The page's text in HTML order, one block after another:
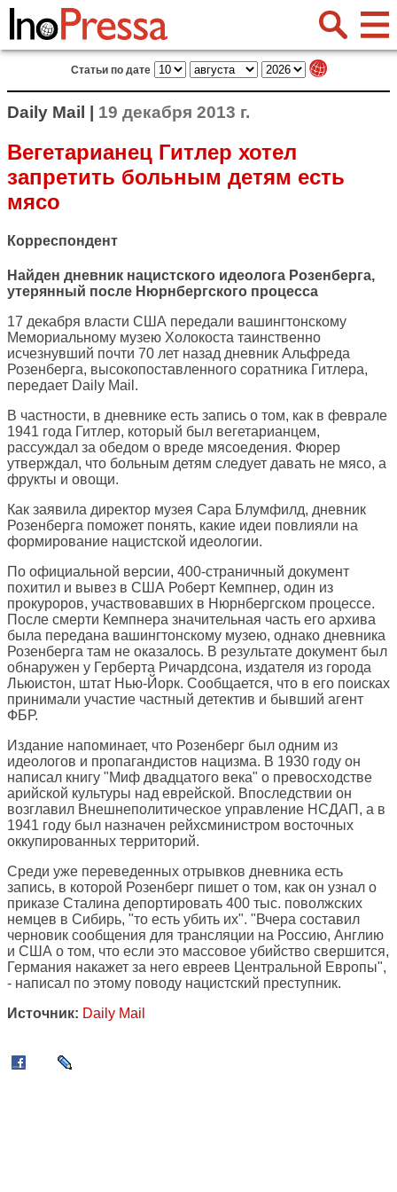
Статьи по дате
Daily Mail | 19 декабря 2013 г.
Вегетарианец Гитлер хотел
запретить больным детям есть
мясо
Корреспондент
Найден дневник нацистского идеолога Розенберга,
утерянный после Нюрнбергского процесса
17 декабря власти США передали вашингтонскому
Мемориальному музею Холокоста таинственно
исчезнувший почти 70 лет назад дневник Альфреда
Розенберга, высокопоставленного соратника Гитлера,
передает Daily Mail .
В частности, в дневнике есть запись о том, как в феврале
1941 года Гитлер, который был вегетарианцем,
рассуждал за обедом о вреде мясоедения. Фюрер
утверждал, что больным детям следует давать не мясо, а
фрукты и овощи.
Как заявила директор музея Сара Блумфилд, дневник
Розенберга поможет понять, какие идеи повлияли на
формирование нацистской идеологии.
По официальной версии, 400-страничный документ
похитил и вывез в США Роберт Кемпнер, один из
прокуроров, участвовавших в Нюрнбергском процессе.
После смерти Кемпнера значительная часть его архива
была передана вашингтонскому музею, однако дневника
Розенберга там не оказалось. В результате документ был
обнаружен у Герберта Ричардсона, издателя из города
Льюистон, штат Нью-Йорк. Сообщается, что в его поисках
принимали участие частный детектив и бывший агент
ФБР.
Издание напоминает, что Розенберг был одним из
идеологов и пропагандистов нацизма. В 1930 году он
написал книгу "Миф двадцатого века" о превосходстве
арийской культуры над еврейской. Впоследствии он
возглавил Внешнеполитическое управление НСДАП, а в
1941 году был назначен рейхсминистром восточных
оккупированных территорий.
Среди уже переведенных отрывков дневника есть
запись, в которой Розенберг пишет о том, как он узнал о
приказе Сталина депортировать 400 тыс. поволжских
немцев в Сибирь, "то есть убить их". "Вчера составил
черновик сообщения для трансляции на Россию, Англию
и США о том, что если это массовое убийство свершится,
Германия накажет за него евреев Центральной Европы",
- написал по этому поводу нацистский преступник.
Источник: Daily Mail